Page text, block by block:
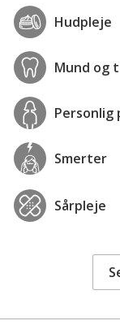
Hudpleje
Mund og
Personlig
Smerter
Sårpleje